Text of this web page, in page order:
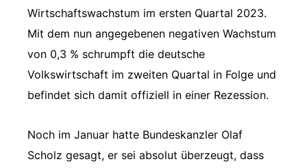
Wirtschaftswachstum im ersten Quartal 2023.
Mit dem nun angegebenen negativen Wachstum
von 0,3 % schrumpft die deutsche
Volkswirtschaft im zweiten Quartal in Folge und
befindet sich damit offiziell in einer Rezession.
Noch im Januar hatte Bundeskanzler Olaf
Scholz gesagt, er sei absolut überzeugt, dass